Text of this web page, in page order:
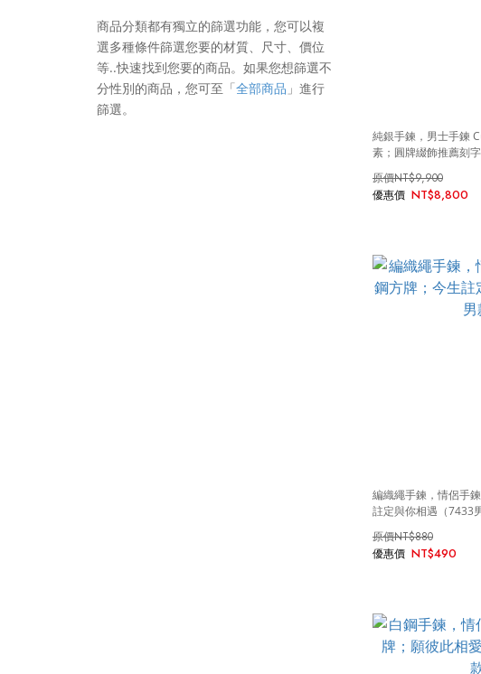
商品分類都有獨立的篩選功能，您可以複
選多種條件篩選您要的材質、尺寸、價位
等..快速找到您要的商品。如果您想篩選不
分性別的商品，您可至 「全部商品 」 進行
篩選。
純銀手鍊，男士手鍊
素；圓牌綴飾推薦刻
NT$9,900
NT$8,800
編織繩手鍊，情侶手
註定與你相遇（7433
NT$880
NT$490